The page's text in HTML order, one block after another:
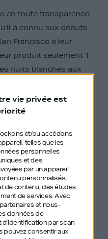
vie privée est
et/ou accédons
telles que les
personnelles
et des
par un appareil
personnalisés,
de contenu, des études
de services.Avec
et nous-
données de
par scan
pouvez consentir aux
en toute transparence
a connu aux débuts
Francisco à leur
produit seulement 1
nuits blanches aux
(et les hauts et
passe de zéro à 1
qui leur ont
350 employés dans le
leur croissance tous